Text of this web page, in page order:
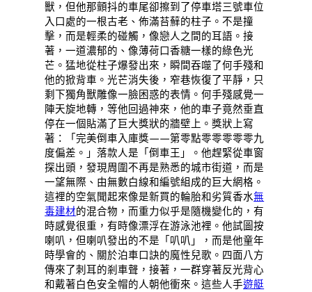
獸，但他那顫抖的車尾卻擦到了停車塔三號車位
入口處的一根古老、佈滿苔蘚的柱子。不是撞
擊，而是輕柔的碰觸，像戀人之間的耳語。接
著，一道濃郁的、像薄荷口香糖一樣的綠色光
芒。猛地從柱子爆發出來，瞬間吞噬了何手殘和
他的掀背車。光芒消失後，窄巷恢復了平靜，只
剩下獨角獸雕像一臉困惑的表情。何手殘感覺一
陣天旋地轉，等他回過神來，他的車子竟然垂直
停在一個貼滿了巨大獎狀的牆壁上。獎狀上寫
著：「完美倒車入庫獎——第零點零零零零零九
度偏差。」落款人是「倒車王」。他趕緊從車窗
探出頭，發現周圍不再是熟悉的城市街道，而是
一望無際、由無數白線和編號組成的巨大網格。
這裡的空氣聞起來像是新買的輪胎和劣質香水無
毒建材的混合物，而重力似乎是隨機變化的，有
時感覺很重，有時像漂浮在游泳池裡。他試圖按
喇叭，但喇叭發出的不是「叭叭」，而是他童年
時學會的、關於泊車口訣的魔性兒歌。四面八方
傳來了刺耳的剎車聲，接著，一群穿著反光背心
和戴著白色安全帽的人朝他衝來。這些人手遊艇